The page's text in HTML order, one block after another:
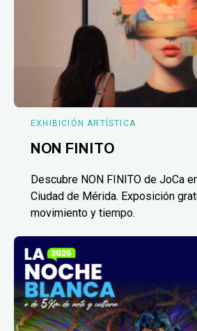
EXHIBICIÓN ARTÍSTICA
NON FINITO
Descubre NON FINITO de JoCa
Ciudad de Mérida. Exposición
movimiento y tiempo.